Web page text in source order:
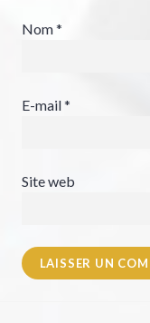
Nom*
E-mail*
Site web